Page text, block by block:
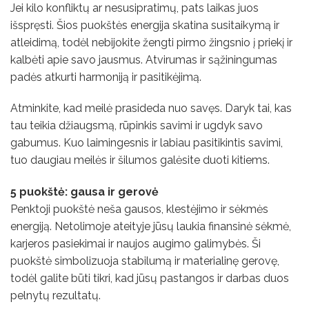
Jei kilo konfliktų ar nesusipratimų, pats laikas juos
išspręsti. Šios puokštės energija skatina susitaikymą ir
atleidimą, todėl nebijokite žengti pirmo žingsnio į priekį ir
kalbėti apie savo jausmus. Atvirumas ir sąžiningumas
padės atkurti harmoniją ir pasitikėjimą.
Atminkite, kad meilė prasideda nuo savęs. Daryk tai, kas
tau teikia džiaugsmą, rūpinkis savimi ir ugdyk savo
gabumus. Kuo laimingesnis ir labiau pasitikintis savimi,
tuo daugiau meilės ir šilumos galėsite duoti kitiems.
5 puokštė: gausa ir gerovė
Penktoji puokštė neša gausos, klestėjimo ir sėkmės
energiją. Netolimoje ateityje jūsų laukia finansinė sėkmė,
karjeros pasiekimai ir naujos augimo galimybės. Ši
puokštė simbolizuoja stabilumą ir materialinę gerovę,
todėl galite būti tikri, kad jūsų pastangos ir darbas duos
pelnytų rezultatų.